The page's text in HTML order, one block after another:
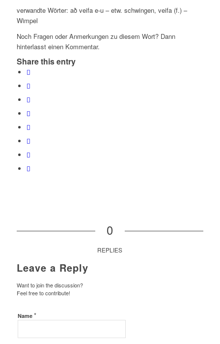
verwandte Wörter: að veifa e-u – etw. schwingen, veifa (f.) –
Wimpel
Noch Fragen oder Anmerkungen zu diesem Wort? Dann
hinterlasst einen Kommentar.
Share this entry
0
REPLIES
Leave a Reply
Want to join the discussion?
Feel free to contribute!
Name *